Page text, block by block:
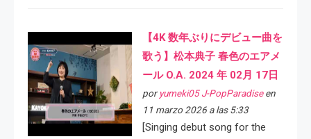
【4K 数年ぶりにデビュー曲を
歌う】松本典子 春色のエアメ
ール O.A. 2024 年 02月 17日
por yumeki05 J-PopParadiseen
11 marzo 2026 a las 5:33
[Singing debut song for the